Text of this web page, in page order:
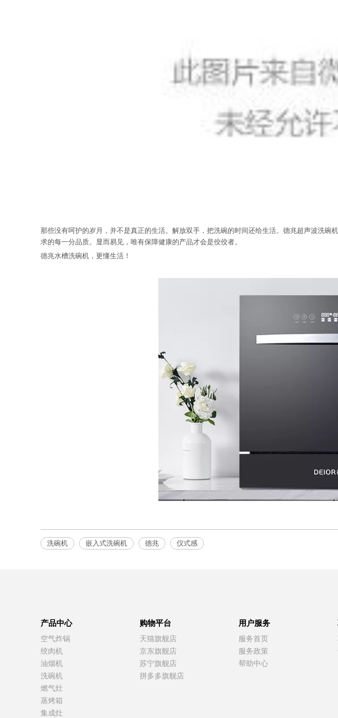
那些没有呵护的岁月，并不是真正的生活。解放双手，把洗碗的时间还给生活。德兆超声波洗
求的每一分品质。显而易见，唯有保障健康的产品才会是佼佼者。
德兆水槽洗碗机，更懂生活！
洗碗机 嵌入式洗碗机 德兆 仪式感
产品中心
空气炸锅
绞肉机
油烟机
洗碗机
燃气灶
蒸烤箱
集成灶
购物平台
天猫旗舰店
京东旗舰店
苏宁旗舰店
拼多多旗舰店
用户服务
服务首页
服务政策
帮助中心